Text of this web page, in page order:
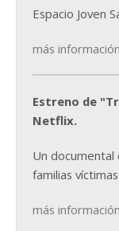
Espacio Joven
más información
Estreno de
Netflix.
Un
familias
más